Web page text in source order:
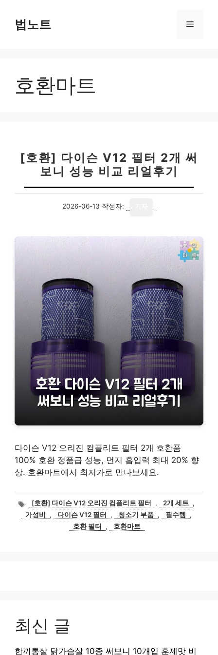
법노트 메
호환마트
[호환] 다이슨 V12 필터 2개 써
보니 성능 비교 리얼후기
2026-06-13 작성자:
다이슨 V12 오리진 컴플리트 필터 2개 호환품
100% 호환 정품급 성능, 먼지 흡입력 최대 20% 향
상. 호환마트에서 최저가로 만나보세요.
태
그
[호환] 다이슨 V12 오리진 컴플리트 필터 , 2개 세트 ,
가성비
, 다이슨 V12 필터 , 청소기 부품 , 필수템
,
호환 필터
, 호환마트
최신 글
한끼통살 닭가슴살 10종 써보니 10개입 훈제맛 비